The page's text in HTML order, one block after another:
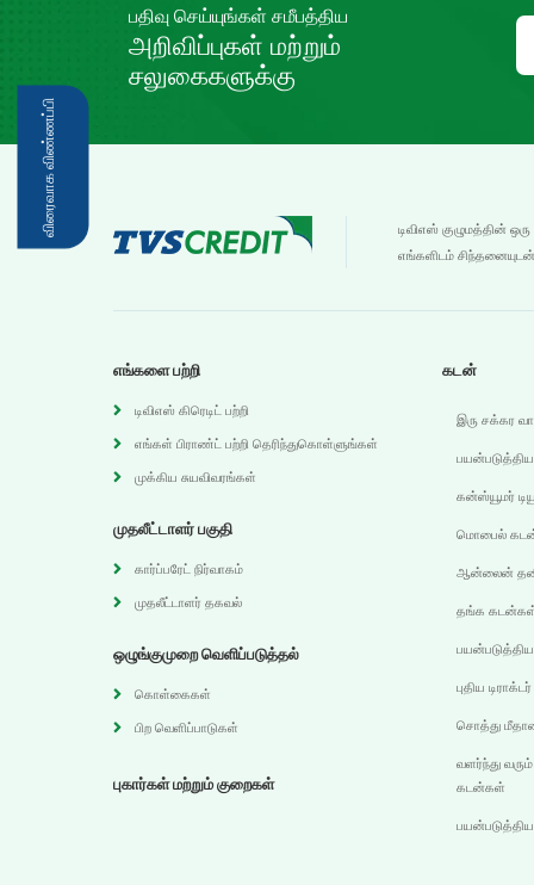
பதிவு செய்யுங்கள் சமீபத்திய
அறிவிப்புகள் மற்றும்
சலுகைகளுக்கு
டிவிஎஸ் குழுமத்தின்
எங்களிடம்
எங்களை பற்றி
டிவிஎஸ் கிரெடிட் பற்றி
எங்கள் பிராண்ட் பற்றி தெரிந்துகொள்ளுங்கள்
முக்கிய சுயவிவரங்கள்
முதலீட்டாளர் பகுதி
கார்ப்பரேட் நிர்வாகம்
முதலீட்டாளர் தகவல்
ஒழுங்குமுறை வெளிப்படுத்தல்
கொள்கைகள்
பிற வெளிப்பாடுகள்
புகார்கள் மற்றும் குறைகள்
கடன்
இரு சக்கர
கன்ஸ்யூமர்
மொபைல்
ஆன்லைன்
தங்க
புதிய
சொத்து
வளர்ந்து
கடன்கள்
விரைவாக விண்ணப்பி